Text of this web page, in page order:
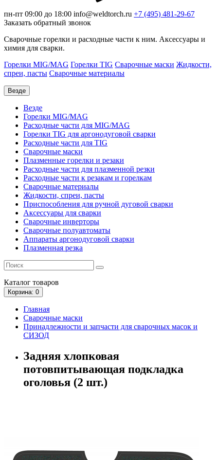
пн-пт 09:00 до 18:00 info@weldtorch.ru +7 (495) 481-29-67
Заказать обратный звонок
Сварочные горелки и расходные части к ним. Аксессуары и
химия для сварки.
Горелки MIG/MAG Горелки TIG Сварочные маски Жидкости,
спреи, пасты Сварочные материалы
Везде
Везде
Горелки MIG/MAG
Расходные части для MIG/MAG
Горелки TIG для аргонодуговой сварки
Расходные части для TIG
Сварочные маски
Плазменные горелки и резаки
Расходные части для плазменной резки
Расходные части к резакам и горелкам
Сварочные материалы
Жидкости, спреи, пасты
Приспособления для ручной дуговой сварки
Аксессуары для сварки
Сварочные инверторы
Сварочные полуавтоматы
Аппараты аргонодуговой сварки
Плазменная резка
Каталог товаров
Корзина: 0
Главная
Сварочные маски
Принадлежности и запчасти для сварочных масок и
СИЗОД
Задняя хлопковая
потовпитывающая подкладка
оголовья (2 шт.)